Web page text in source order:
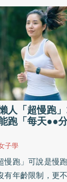
人「超慢跑
跑「每天●●
子學
慢跑」可說是慢
有年齡限制，更